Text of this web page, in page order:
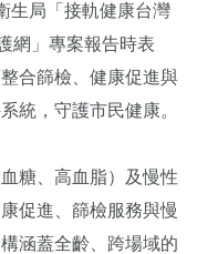
生局「接軌健康台灣
網」專案報告時表
合篩檢、健康促進與
統，守護市民健康。
糖、高血脂）及慢性
促進、篩檢服務與慢
涵蓋全齡、跨場域的